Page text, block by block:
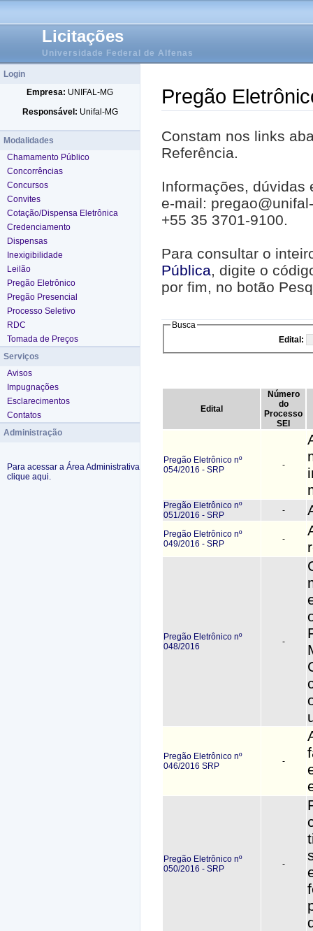
Licitações
Universidade Federal de Alfenas
Login
Empresa: UNIFAL-MG
Responsável: Unifal-MG
Modalidades
Chamamento Público
Concorrências
Concursos
Convites
Cotação/Dispensa Eletrônica
Credenciamento
Dispensas
Inexigibilidade
Leilão
Pregão Eletrônico
Pregão Presencial
Processo Seletivo
RDC
Tomada de Preços
Serviços
Avisos
Impugnações
Esclarecimentos
Contatos
Administração
Para acessar a Área Administrativa
clique aqui.
Pregão
Constam nos links
Referência.
Informações, dúvidas
e-mail:
+55 35 3701-9100.
Para consultar o
Pública, digite o
por fim, no botão
Busca
Edital:
Edital
Número
do
Processo
SEI
Pregão Eletrônico nº
054/2016 - SRP
-
Pregão Eletrônico nº
051/2016 - SRP
-
Pregão Eletrônico nº
049/2016 - SRP
-
Pregão Eletrônico nº
048/2016
-
Pregão Eletrônico nº
046/2016 SRP
-
Pregão Eletrônico nº
050/2016 - SRP
-